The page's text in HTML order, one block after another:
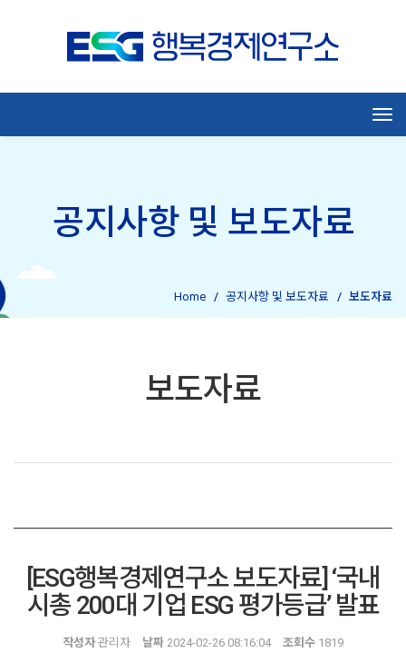
공지사항 및 보도자료
보도자료
Home 공지사항 및 보도자료 보도자료
[ESG행복경제연구소 보도자료] ‘국내
시총 200대 기업 ESG 평가등급’ 발표
작성자관리자 날짜 2024-02-26 08:16:04 조회수 1819